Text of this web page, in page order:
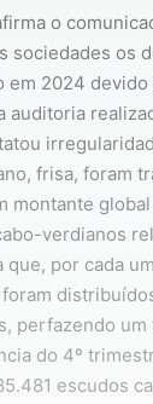
o
sociedades os
em 2024 devido
auditoria
frisa, foram
montante
verdianos
que, por cada
perfazendo
do 4º
escudos